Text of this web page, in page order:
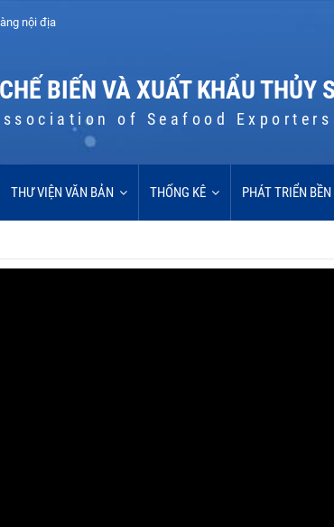
nội địa
BIẾN VÀ XUẤT KHẨU THỦY
of Seafood Exporters
THƯ VIỆN VĂN BẢN THỐNG KÊ PHÁT TRIỂN